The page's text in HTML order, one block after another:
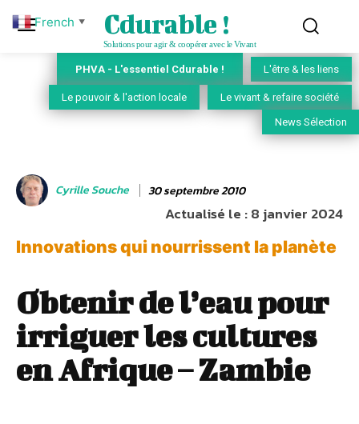
Cdurable !
Solutions pour agir & coopérer avec le Vivant
PHVA - L'essentiel Cdurable ! L'être & les liens
Le pouvoir & l'action locale Le vivant & refaire société
News Sélection
Cyrille Souche 30 septembre 2010
Actualisé le :8 janvier 2024
Innovations qui nourrissent la planète
Obtenir de l’eau pour
irriguer les cultures
en Afrique – Zambie
French ▼